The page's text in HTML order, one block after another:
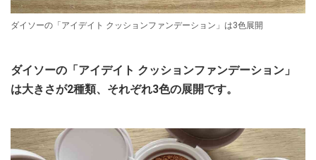
ダイソーの「アイデイト クッションファンデーション」は3色展開
ダイソーの「アイデイト クッションファンデーション」
は大きさが2種類、それぞれ3色の展開です。